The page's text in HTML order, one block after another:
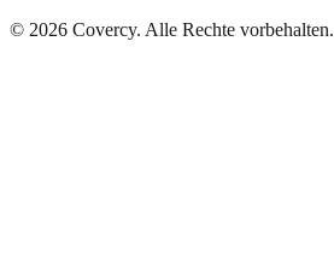
© 2026 Covercy. Alle Rechte vorbehalten.